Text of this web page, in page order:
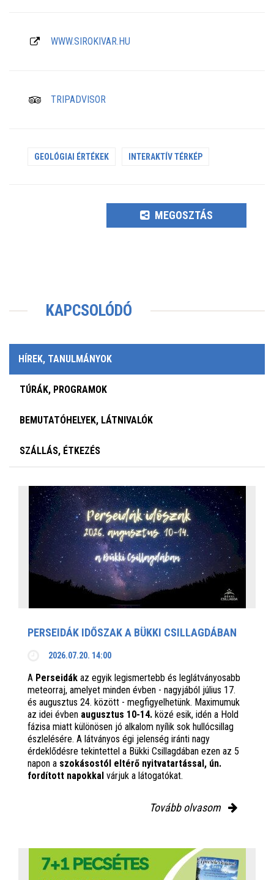
WWW.SIROKIVAR.HU
TRIPADVISOR
GEOLÓGIAI ÉRTÉKEK INTERAKTÍV TÉRKÉP
MEGOSZTÁS
KAPCSOLÓDÓ
HÍREK, TANULMÁNYOK
TÚRÁK, PROGRAMOK
BEMUTATÓHELYEK, LÁTNIVALÓK
SZÁLLÁS, ÉTKEZÉS
PERSEIDÁK IDŐSZAK A BÜKKI CSILLAGDÁBAN
2026.07.20. 14:00
A Perseidák az egyik legismertebb és leglátványosabb
meteorraj, amelyet minden évben - nagyjából július 17.
és augusztus 24. között - megfigyelhetünk. Maximumuk
az idei évben augusztus 10-14. közé esik, idén a Hold
fázisa miatt különösen jó alkalom nyílik sok hullócsillag
észlelésére. A látványos égi jelenség iránti nagy
érdeklődésre tekintettel a Bükki Csillagdában ezen az 5
napon a szokásostól eltérő nyitvatartással, ún.
fordított napokkal várjuk a látogatókat.
Tovább olvasom